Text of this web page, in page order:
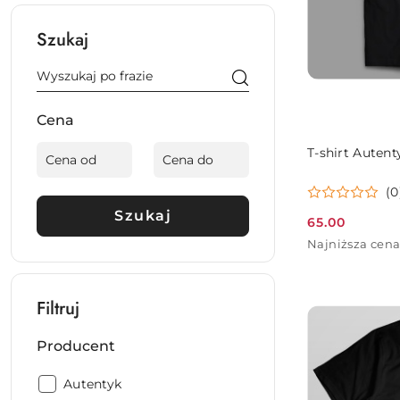
Szukaj
Cena
Szukaj
Filtruj
Producent
Producent:
Autentyk
T-shirt
Cena
promocyjna:
65.00
Najniższa
dni
obniżką
Najniższa